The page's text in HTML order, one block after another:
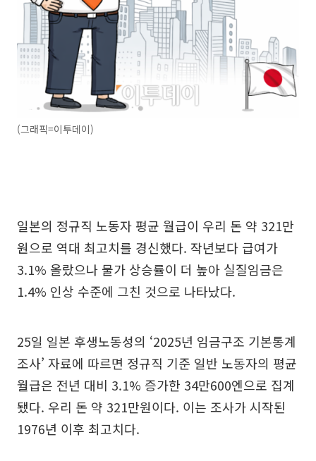
(그래픽=이투데이)
일본의 정규직 노동자 평균 월급이 우리 돈 약 321만
원으로 역대 최고치를 경신했다. 작년보다 급여가
3.1% 올랐으나 물가 상승률이 더 높아 실질임금은
1.4% 인상 수준에 그친 것으로 나타났다.
25일 일본 후생노동성의 ‘2025년 임금구조 기본통계
조사’ 자료에 따르면 정규직 기준 일반 노동자의 평균
월급은 전년 대비 3.1% 증가한 34만600엔으로 집계
됐다. 우리 돈 약 321만원이다. 이는 조사가 시작된
1976년 이후 최고치다.